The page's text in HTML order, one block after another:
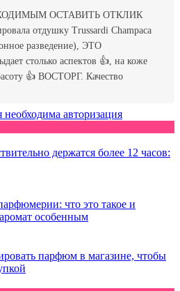
необходима авторизация
держатся более 12 часов:
что это такое и
особенным
парфюм в магазине, чтобы